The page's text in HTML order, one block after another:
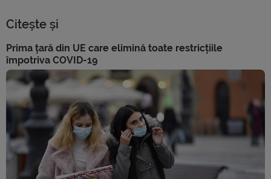
Citește și
Prima țară din UE care elimină toate restricțiile
împotriva COVID-19